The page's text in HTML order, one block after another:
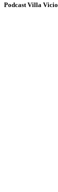
Podcast Villa Vicio